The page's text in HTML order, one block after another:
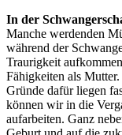
In der
Manche werdenden
während der
Traurigkeit
Fähigkeiten als
Gründe dafür liegen
können wir in die
aufarbeiten. Ganz